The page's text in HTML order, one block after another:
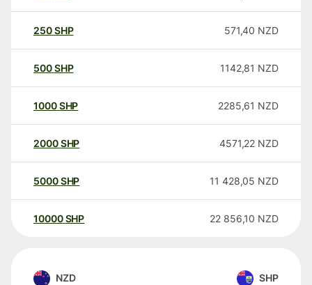
250SHP 571,40 NZD
500SHP 1142,81 NZD
1000SHP 2285,61 NZD
2000SHP 4571,22 NZD
5000SHP 11 428,05 NZD
10000 SHP 22 856,10 NZD
NZD SHP